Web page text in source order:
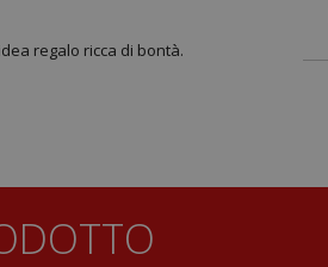
regalo ricca di bontà.